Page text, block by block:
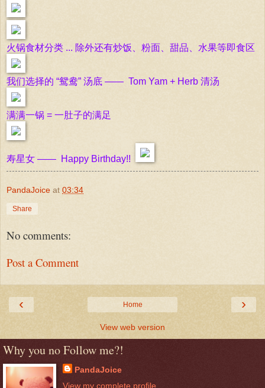
火锅食材分类 ... 除外还有炒饭、粉面、甜品、水果等即食区
我们选择的 “鸳鸯” 汤底 —— Tom Yam + Herb 清汤
满满一锅 = 一肚子的满足
寿星女 —— Happy Birthday!!
PandaJoice at 03:34
Share
No comments:
Post a Comment
‹ ›
Home
View web version
Why you no Follow me?!
PandaJoice
View my complete profile